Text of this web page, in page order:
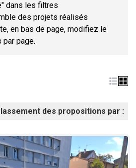
dans les filtres
des projets réalisés
en bas de page, modifiez le
page.
des propositions par :